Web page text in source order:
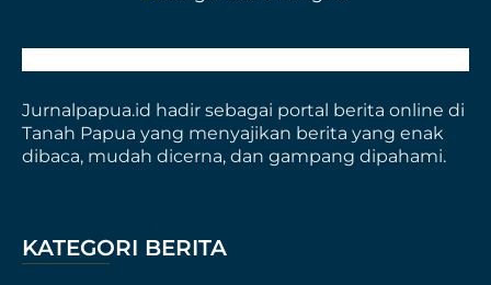
Jurnalpapua.id hadir sebagai portal berita online di
Tanah Papua yang menyajikan berita yang enak
dibaca, mudah dicerna, dan gampang dipahami.
KATEGORI BERITA